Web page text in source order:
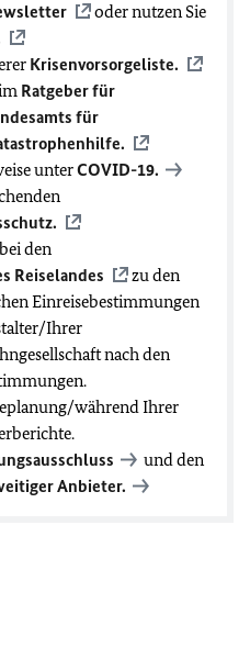
oder nutzen Sie
Krisenvorsorgeliste.
Ratgeber für
für
unterCOVID-19.
den
Reiselandes
zu den
Einreisebestimmungen
Ihrer
nach den
während Ihrer
und den
Anbieter.